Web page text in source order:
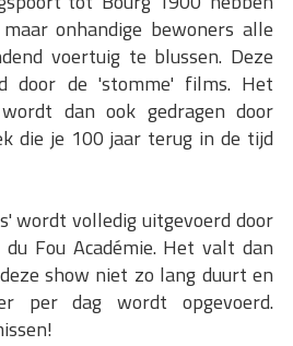
onhandige bewoners alle
voertuig te blussen. Deze
door de 'stomme' films. Het
dan ook gedragen door
die je 100 jaar terug in de tijd
wordt volledig uitgevoerd door
Fou Académie. Het valt dan
show niet zo lang duurt en
per dag wordt opgevoerd.